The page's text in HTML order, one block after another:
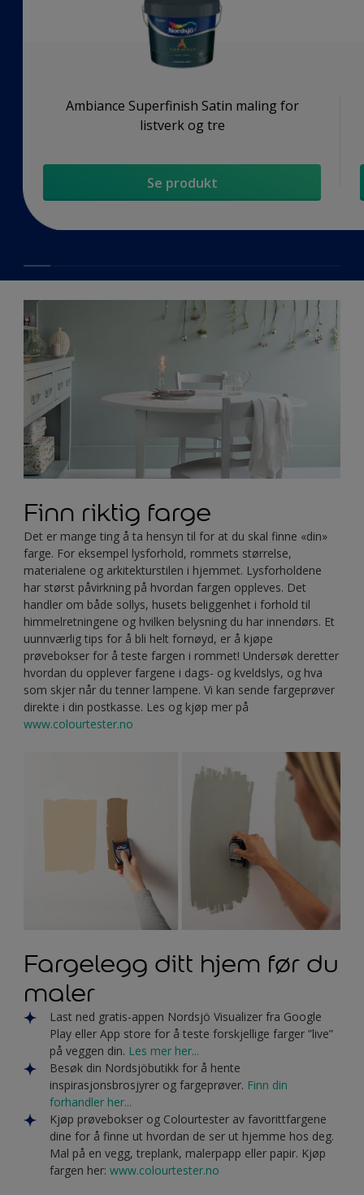
Ambiance Superfinish Satin maling for
listverk og tre
Se produkt
Finn riktig farge
Det er mange ting å ta hensyn til for at du skal finne «din»
farge. For eksempel lysforhold, rommets størrelse,
materialene og arkitekturstilen i hjemmet. Lysforholdene
har størst påvirkning på hvordan fargen oppleves. Det
handler om både sollys, husets beliggenhet i forhold til
himmelretningene og hvilken belysning du har innendørs. Et
uunnværlig tips for å bli helt fornøyd, er å kjøpe
prøvebokser for å teste fargen i rommet! Undersøk deretter
hvordan du opplever fargene i dags- og kveldslys, og hva
som skjer når du tenner lampene. Vi kan sende fargeprøver
direkte i din postkasse. Les og kjøp mer på
www.colourtester.no
Fargelegg ditt hjem før du
maler
Last ned gratis-appen Nordsjö Visualizer fra Google
Play eller App store for å teste forskjellige farger ”live”
på veggen din. Les mer her...
Besøk din Nordsjöbutikk for å hente
inspirasjonsbrosjyrer og fargeprøver. Finn din
forhandler her...
Kjøp prøvebokser og Colourtester av favorittfargene
dine for å finne ut hvordan de ser ut hjemme hos deg.
Mal på en vegg, treplank, malerpapp eller papir. Kjøp
fargen her: www.colourtester.no